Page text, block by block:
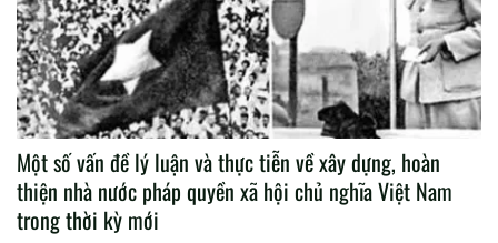
Một số vấn đề lý luận và thực tiễn về xây dựng, hoàn
thiện nhà nước pháp quyền xã hội chủ nghĩa Việt Nam
trong thời kỳ mới